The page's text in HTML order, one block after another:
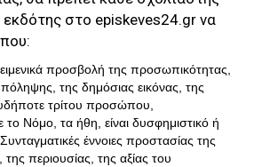
στο episkeves24.gr να
προσβολή της προσωπικότητας,
της δημόσιας εικόνας, της
τρίτου προσώπου,
το Νόμο, τα ήθη, είναι δυσφημιστικό ή
Συνταγματικές έννοιες προστασίας της
της περιουσίας, της αξίας του